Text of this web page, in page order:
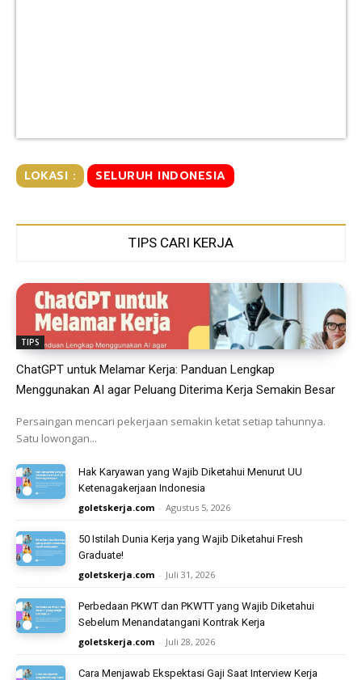
LOKASI : SELURUH INDONESIA
TIPS CARI KERJA
TIPS
ChatGPT untuk Melamar Kerja: Panduan Lengkap
Menggunakan AI agar Peluang Diterima Kerja Semakin Besar
Persaingan mencari pekerjaan semakin ketat setiap tahunnya.
Satu lowongan...
Hak Karyawan yang Wajib Diketahui Menurut UU
Ketenagakerjaan Indonesia
goletskerja.com - Agustus 5, 2026
50 Istilah Dunia Kerja yang Wajib Diketahui Fresh
Graduate!
goletskerja.com - Juli 31, 2026
Perbedaan PKWT dan PKWTT yang Wajib Diketahui
Sebelum Menandatangani Kontrak Kerja
goletskerja.com - Juli 28, 2026
Cara Menjawab Ekspektasi Gaji Saat Interview Kerja